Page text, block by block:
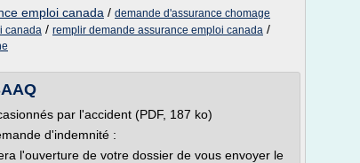
emploi canada / demande d'assurance chomage
canada / remplir demande assurance emploi canada /
par l'accident (PDF, 187 ko)
d'indemnité :
l'ouverture de votre dossier de vous envoyer le